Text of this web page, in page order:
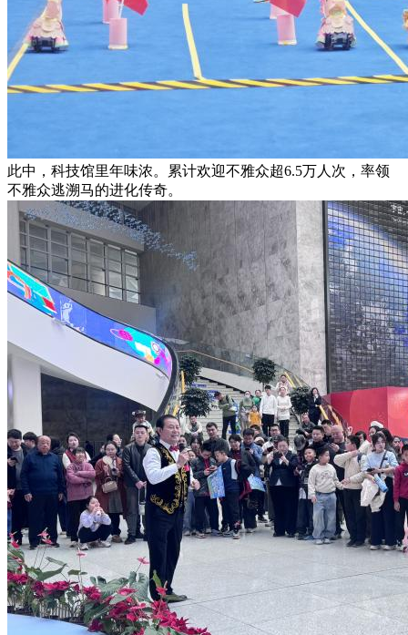
此中，科技馆里年味浓。累计欢迎不雅众超6.5万人次，率领
不雅众逃溯马的进化传奇。